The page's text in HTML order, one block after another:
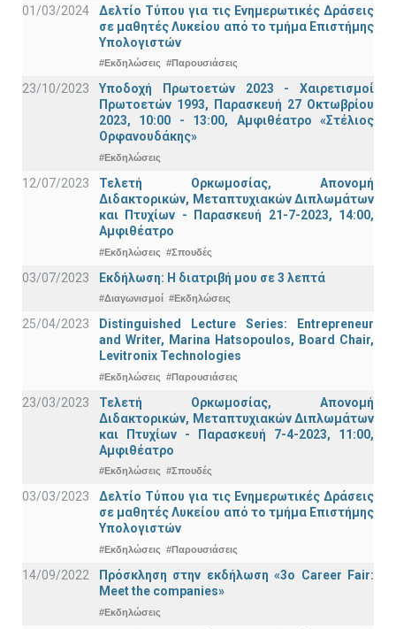
01/03/2024
Δελτίο Τύπου για τις Ενημερωτικές Δράσεις
σε μαθητές Λυκείου από το τμήμα Επιστήμης
Υπολογιστών
#Εκδηλώσεις #Παρουσιάσεις
23/10/2023
Υποδοχή Πρωτοετών 2023 - Χαιρετισμοί
Πρωτοετών 1993, Παρασκευή 27 Οκτωβρίου
2023, 10:00 - 13:00, Αμφιθέατρο «Στέλιος
Ορφανουδάκης»
#Εκδηλώσεις
12/07/2023
Τελετή Ορκωμοσίας, Απονομή
Διδακτορικών, Μεταπτυχιακών Διπλωμάτων
και Πτυχίων - Παρασκευή 21-7-2023, 14:00,
Αμφιθέατρο
#Εκδηλώσεις #Σπουδές
03/07/2023 Εκδήλωση: Η διατριβή μου σε 3 λεπτά
#Διαγωνισμοί #Εκδηλώσεις
25/04/2023
Distinguished Lecture Series: Entrepreneur
and Writer, Marina Hatsopoulos, Board Chair,
Levitronix Technologies
#Εκδηλώσεις #Παρουσιάσεις
23/03/2023
Τελετή Ορκωμοσίας, Απονομή
Διδακτορικών, Μεταπτυχιακών Διπλωμάτων
και Πτυχίων - Παρασκευή 7-4-2023, 11:00,
Αμφιθέατρο
#Εκδηλώσεις #Σπουδές
03/03/2023
Δελτίο Τύπου για τις Ενημερωτικές Δράσεις
σε μαθητές Λυκείου από το τμήμα Επιστήμης
Υπολογιστών
#Εκδηλώσεις #Παρουσιάσεις
14/09/2022
Πρόσκληση στην εκδήλωση «3ο Career Fair:
Meet the companies»
#Εκδηλώσεις